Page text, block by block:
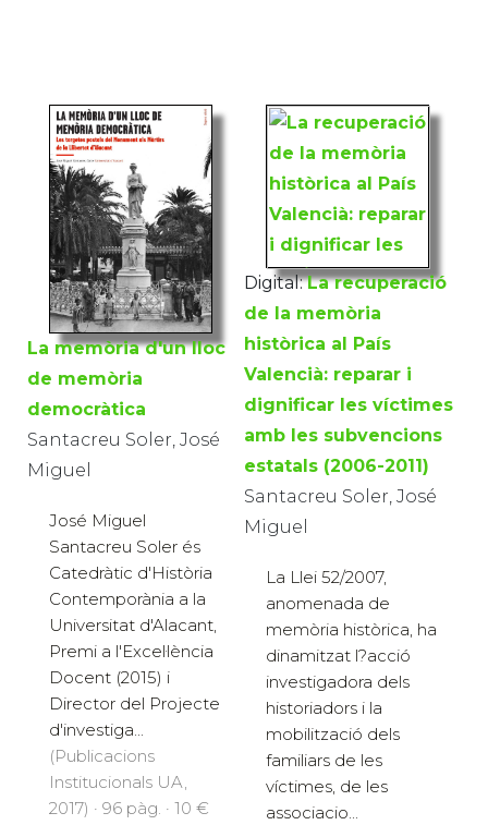
La memòria d'un lloc
de memòria
democràtica
Santacreu Soler, José
Miguel
José Miguel
Santacreu Soler és
Catedràtic d'Història
Contemporània a la
Universitat d'Alacant,
Premi a l'Excel·lència
Docent (2015) i
Director del Projecte
d'investiga...
(Publicacions
Institucionals UA,
2017) · 96 pàg. · 10 €
Digital: La recuperació
de la memòria
històrica al País
Valencià: reparar i
dignificar les víctimes
amb les subvencions
estatals (2006-2011)
Santacreu Soler, José
Miguel
La Llei 52/2007,
anomenada de
memòria històrica, ha
dinamitzat l?acció
investigadora dels
historiadors i la
mobilització dels
familiars de les
víctimes, de les
associacio...